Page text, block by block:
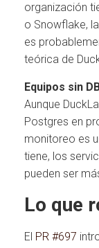
organización
o Snowflake,
es
teórica de
Equipos sin
Aunque
Postgres en
monitoreo es
tiene, los
pueden ser
Lo que
El PR #697